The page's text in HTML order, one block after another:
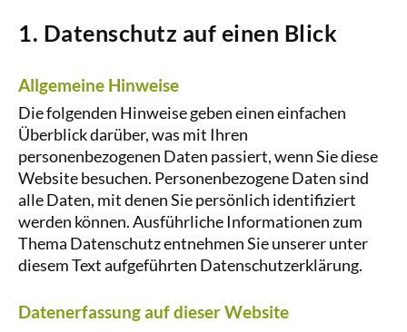
1. Datenschutz auf einen Blick
Allgemeine Hinweise
Die folgenden Hinweise geben einen einfachen
Überblick darüber, was mit Ihren
personenbezogenen Daten passiert, wenn Sie diese
Website besuchen. Personenbezogene Daten sind
alle Daten, mit denen Sie persönlich identifiziert
werden können. Ausführliche Informationen zum
Thema Datenschutz entnehmen Sie unserer unter
diesem Text aufgeführten Datenschutzerklärung.
Datenerfassung auf dieser Website